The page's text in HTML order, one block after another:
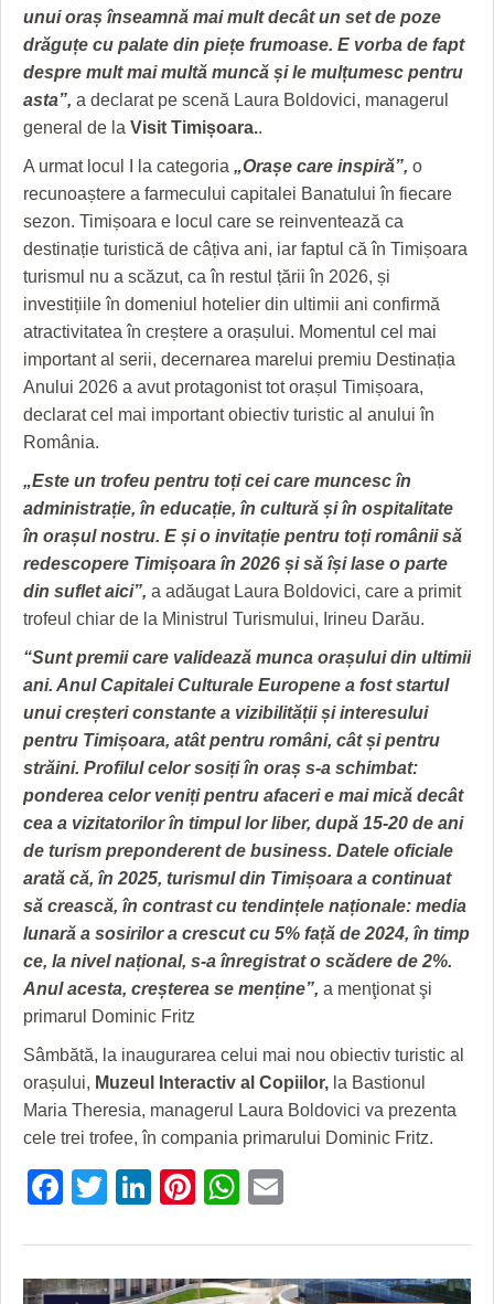
FARMACII DIN TIMIŞOARA
HARTA TIMIŞOAREI
LICEE, ŞCOLI ŞI GRĂDINIŢE DIN TIMIŞ
SFATUL MEDICULUI
SFATURI JURIDICE
unui oraș înseamnă mai mult decât un set de poze
drăguțe cu palate din piețe frumoase. E vorba de fapt
despre mult mai multă muncă și le mulțumesc pentru
asta”, a declarat pe scenă Laura Boldovici, managerul
general de la Visit Timișoara..
A urmat locul I la categoria „Orașe care inspiră”, o
recunoaștere a farmecului capitalei Banatului în fiecare
sezon. Timișoara e locul care se reinventează ca
destinație turistică de câțiva ani, iar faptul că în Timișoara
turismul nu a scăzut, ca în restul țării în 2026, și
investițiile în domeniul hotelier din ultimii ani confirmă
atractivitatea în creștere a orașului. Momentul cel mai
important al serii, decernarea marelui premiu Destinația
Anului 2026 a avut protagonist tot orașul Timișoara,
declarat cel mai important obiectiv turistic al anului în
România.
„Este un trofeu pentru toți cei care muncesc în
administrație, în educație, în cultură și în ospitalitate
în orașul nostru. E și o invitație pentru toți românii să
redescopere Timișoara în 2026 și să își lase o parte
din suflet aici”, a adăugat Laura Boldovici, care a primit
trofeul chiar de la Ministrul Turismului, Irineu Darău.
“Sunt premii care validează munca orașului din ultimii
ani. Anul Capitalei Culturale Europene a fost startul
unui creșteri constante a vizibilității și interesului
pentru Timișoara, atât pentru români, cât și pentru
străini. Profilul celor sosiți în oraș s-a schimbat:
ponderea celor veniți pentru afaceri e mai mică decât
cea a vizitatorilor în timpul lor liber, după 15-20 de ani
de turism preponderent de business. Datele oficiale
arată că, în 2025, turismul din Timișoara a continuat
să crească, în contrast cu tendințele naționale: media
lunară a sosirilor a crescut cu 5% față de 2024, în timp
ce, la nivel național, s-a înregistrat o scădere de 2%.
Anul acesta, creșterea se menține”, a menţionat şi
primarul Dominic Fritz
Sâmbătă, la inaugurarea celui mai nou obiectiv turistic al
orașului, Muzeul Interactiv al Copiilor, la Bastionul
Maria Theresia, managerul Laura Boldovici va prezenta
cele trei trofee, în compania primarului Dominic Fritz.
Facebook
Twitter
LinkedIn
Pinterest
WhatsApp